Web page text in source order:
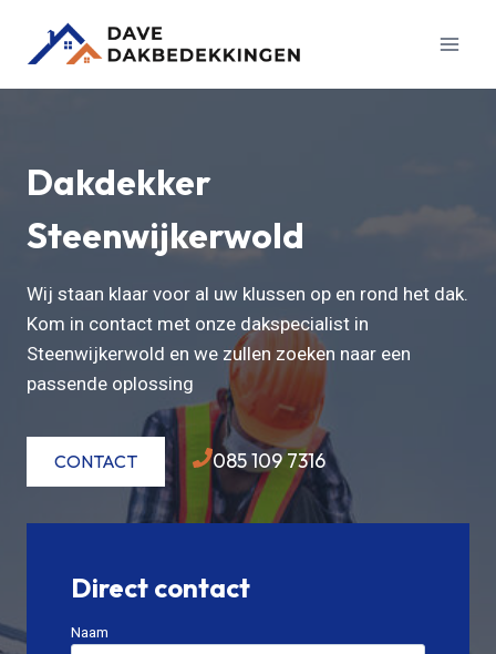
Dakdekker
Steenwijkerwold
Wij staan klaar voor al uw klussen op en rond het dak.
Kom in contact met onze dakspecialist in
Steenwijkerwold en we zullen zoeken naar een
passende oplossing
CONTACT 085 109 7316
Direct contact
Naam